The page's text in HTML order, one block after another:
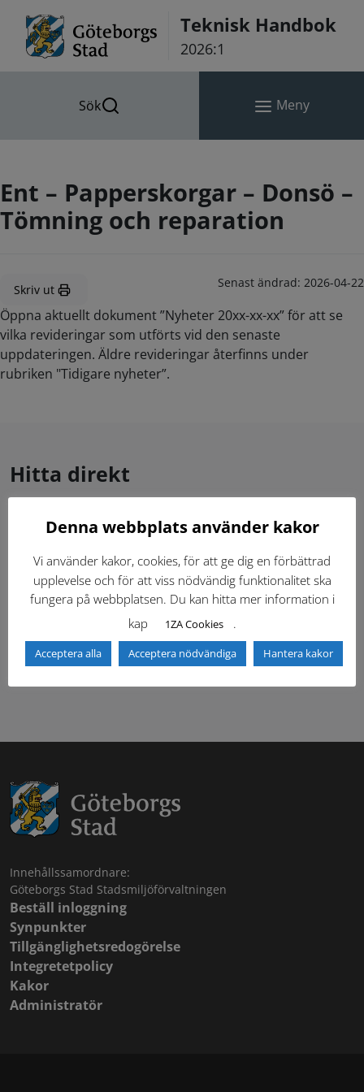
Teknisk Handbok
2026:1
Sök Meny
Ent – Papperskorgar – Donsö –
Tömning och reparation
Skriv ut Senast ändrad: 2026-04-22
Öppna aktuellt dokument ”Nyheter 20xx-xx-xx” för att se
vilka revideringar som utförts vid den senaste
uppdateringen. Äldre revideringar återfinns under
rubriken "Tidigare nyheter”.
Hitta direkt
Gällande standardritningar (Dwg och pdf)
Dokumentbibliotek Kontaktlista
Tidigare versioner
Säkerhetsordningen
Innehållssamordnare:
Göteborgs Stad Stadsmiljöförvaltningen
Beställ inloggning
Synpunkter
Tillgänglighetsredogörelse
Integretetpolicy
Kakor
Administratör
Denna webbplats använder kakor
Vi använder kakor, cookies, för att ge dig en förbättrad
upplevelse och för att viss nödvändig funktionalitet ska
fungera på webbplatsen. Du kan hitta mer information i
kap
1ZA Cookies .
Acceptera alla Acceptera nödvändiga Hantera kakor